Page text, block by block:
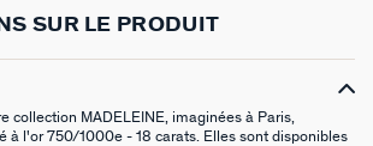
SUR LE PRODUIT
collection MADELEINE, imaginées à Paris,
à l'or 750/1000e - 18 carats. Elles sont disponibles